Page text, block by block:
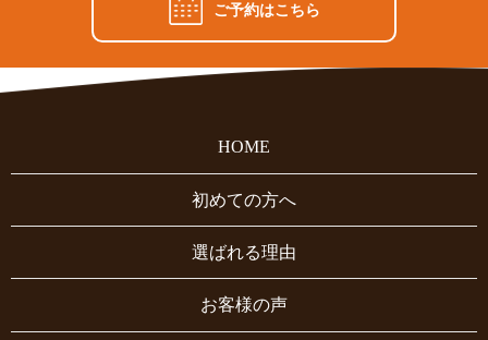
ご予約はこちら
HOME
初めての方へ
選ばれる理由
お客様の声